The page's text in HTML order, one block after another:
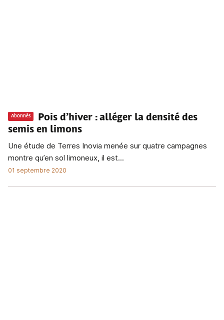
Abonnés Pois d’hiver : alléger la densité des
semis en limons
Une étude de Terres Inovia menée sur quatre campagnes
montre qu’en sol limoneux, il est...
01 septembre 2020